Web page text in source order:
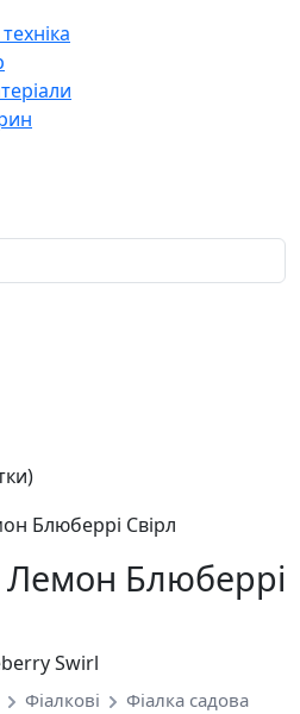
Лемон Блюберрі
Swirl
Фіалкові Фіалка садова